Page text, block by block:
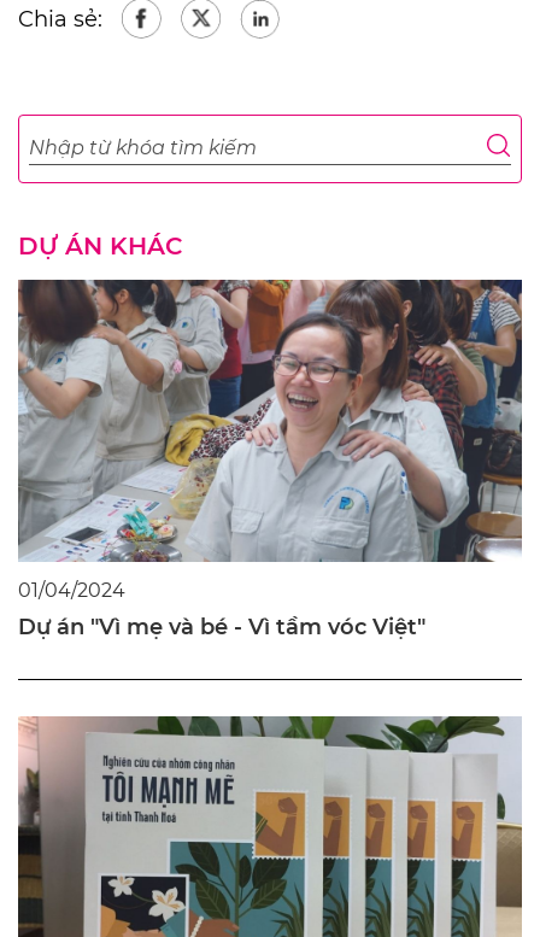
Chia sẻ:
DỰ ÁN KHÁC
01/04/2024
Dự án "Vì mẹ và bé - Vì tầm vóc Việt"